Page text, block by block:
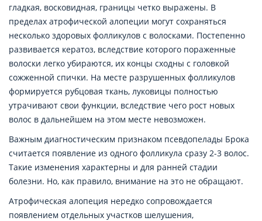
гладкая, восковидная, границы четко выражены. В
пределах атрофической алопеции могут сохраняться
несколько здоровых фолликулов с волосками. Постепенно
развивается кератоз, вследствие которого пораженные
волоски легко убираются, их концы сходны с головкой
сожженной спички. На месте разрушенных фолликулов
формируется рубцовая ткань, луковицы полностью
утрачивают свои функции, вследствие чего рост новых
волос в дальнейшем на этом месте невозможен.
Важным диагностическим признаком псевдопелады Брока
считается появление из одного фолликула сразу 2-3 волос.
Такие изменения характерны и для ранней стадии
болезни. Но, как правило, внимание на это не обращают.
Атрофическая алопеция нередко сопровождается
появлением отдельных участков шелушения,